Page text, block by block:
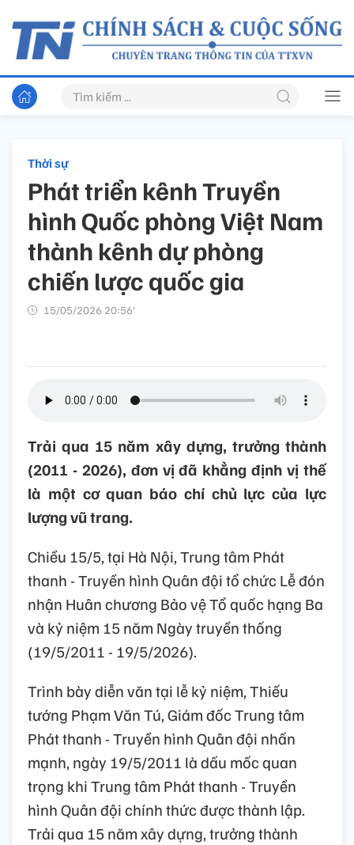
Thời sự
Phát triển kênh Truyền
hình Quốc phòng Việt Nam
thành kênh dự phòng
chiến lược quốc gia
15/05/2026 20:56’
Trải qua 15 năm xây dựng, trưởng thành
(2011 - 2026), đơn vị đã khẳng định vị thế
là một cơ quan báo chí chủ lực của lực
lượng vũ trang.
Chiều 15/5, tại Hà Nội, Trung tâm Phát
thanh - Truyền hình Quân đội tổ chức Lễ đón
nhận Huân chương Bảo vệ Tổ quốc hạng Ba
và kỷ niệm 15 năm Ngày truyền thống
(19/5/2011 - 19/5/2026).
Trình bày diễn văn tại lễ kỷ niệm, Thiếu
tướng Phạm Văn Tú, Giám đốc Trung tâm
Phát thanh - Truyền hình Quân đội nhấn
mạnh, ngày 19/5/2011 là dấu mốc quan
trọng khi Trung tâm Phát thanh - Truyền
hình Quân đội chính thức được thành lập.
Trải qua 15 năm xây dựng, trưởng thành